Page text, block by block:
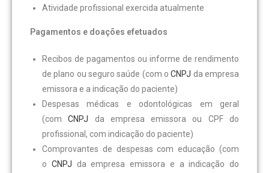
Atividade profissional exercida atualmente
Pagamentos e doações efetuados
Recibos de pagamentos ou informe de rendimento
de plano ou seguro saúde (com oCNPJ da empresa
emissora e a indicação do paciente)
Despesas médicas e odontológicas em geral
(comCNPJ da empresa emissora ou CPF do
profissional, com indicação do paciente)
Comprovantes de despesas com educação (com
o CNPJ da empresa emissora e a indicação do